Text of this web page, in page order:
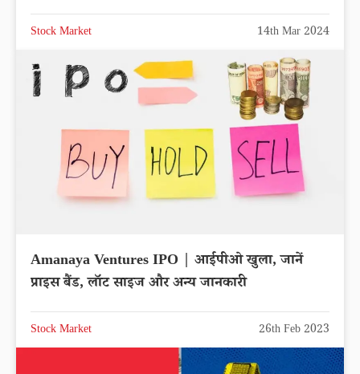
Stock Market 14th Mar 2024
Amanaya Ventures IPO | आईपीओ खुला, जानें
प्राइस बैंड, लॉट साइज और अन्य जानकारी
Stock Market 26th Feb 2023